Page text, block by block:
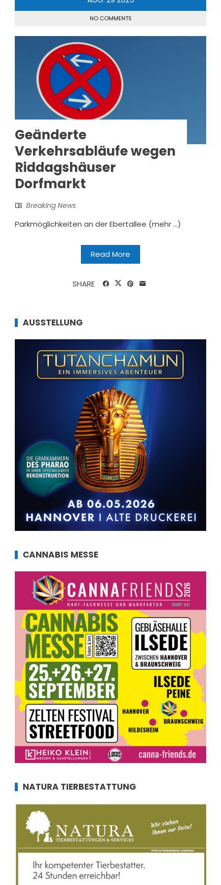
NO COMMENTS
Geänderte
Verkehrsabläufe wegen
Riddagshäuser
Dorfmarkt
Breaking News
Parkmöglichkeiten an der Ebertallee (mehr …)
Read More
SHARE
AUSSTELLUNG
CANNABIS MESSE
NATURA TIERBESTATTUNG